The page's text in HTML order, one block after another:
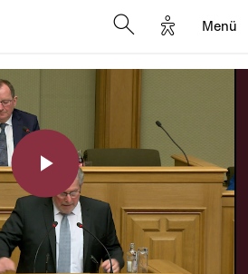
Options
Menü
Play
Video